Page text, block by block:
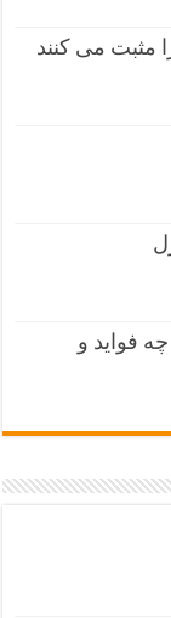
مثبت می کنند
فواید و